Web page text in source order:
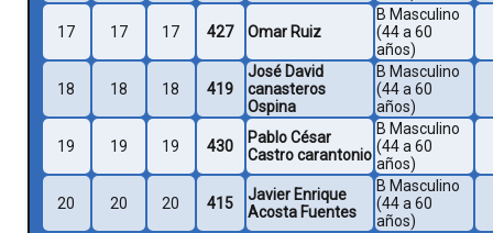
17 17 17 427 Omar Ruiz
B Masculino
(44 a 60
años)
18 18 18 419
José David
canasteros
Ospina
B Masculino
(44 a 60
años)
19 19 19 430
Pablo César
Castro carantonio
B Masculino
(44 a 60
años)
20 20 20 415
Javier Enrique
Acosta Fuentes
B Masculino
(44 a 60
años)